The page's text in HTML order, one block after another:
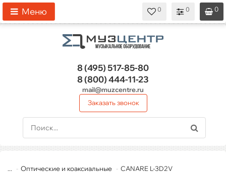
0
0
0
Меню
8 (495)517-85-80
8 (800)444-11-23
mail@muzcentre.ru
Заказать звонок
... Оптические и коаксиальные CANARE L-3D2V